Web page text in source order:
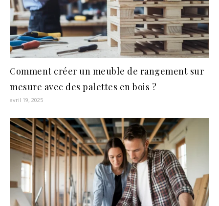
Comment créer un meuble de rangement sur
mesure avec des palettes en bois ?
avril 19, 2025